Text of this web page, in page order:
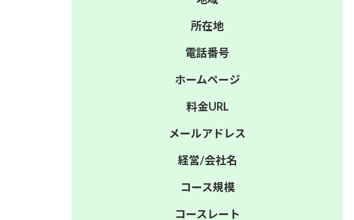
所在地
電話番号
ホームページ
料金URL
メールアドレス
経営/会社名
コース規模
コースレート